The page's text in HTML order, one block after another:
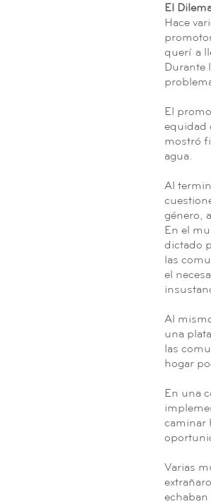
El
Hace
quería
Durante
El
equidad
mostró
agua.
Al
género,
En el
dictado
las
el
Al
una
las
hogar
En una
caminar
Varias